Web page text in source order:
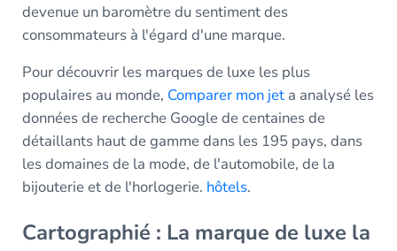
devenue un baromètre du sentiment des
consommateurs à l'égard d'une marque.
Pour découvrir les marques de luxe les plus
populaires au monde, Comparer mon jeta analysé les
données de recherche Google de centaines de
détaillants haut de gamme dans les 195 pays, dans
les domaines de la mode, de l'automobile, de la
bijouterie et de l'horlogerie. hôtels.
Cartographié : La marque de luxe la